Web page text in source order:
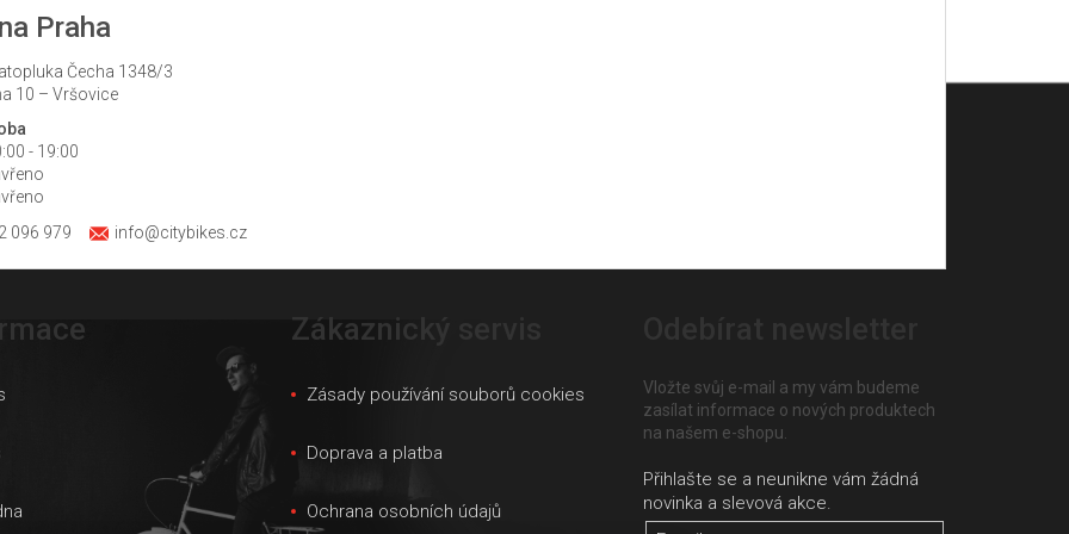
Praha
Čecha 1348/3
10 – Vršovice
- 19:00
096 979
info@citybikes.cz
Zákaznický servis
Zásady používání souborů cookies
Doprava a platba
Ochrana osobních údajů
Vložte svůj e-mail a my vám budeme
zasílat informace o nových produktech
na našem e-shopu.